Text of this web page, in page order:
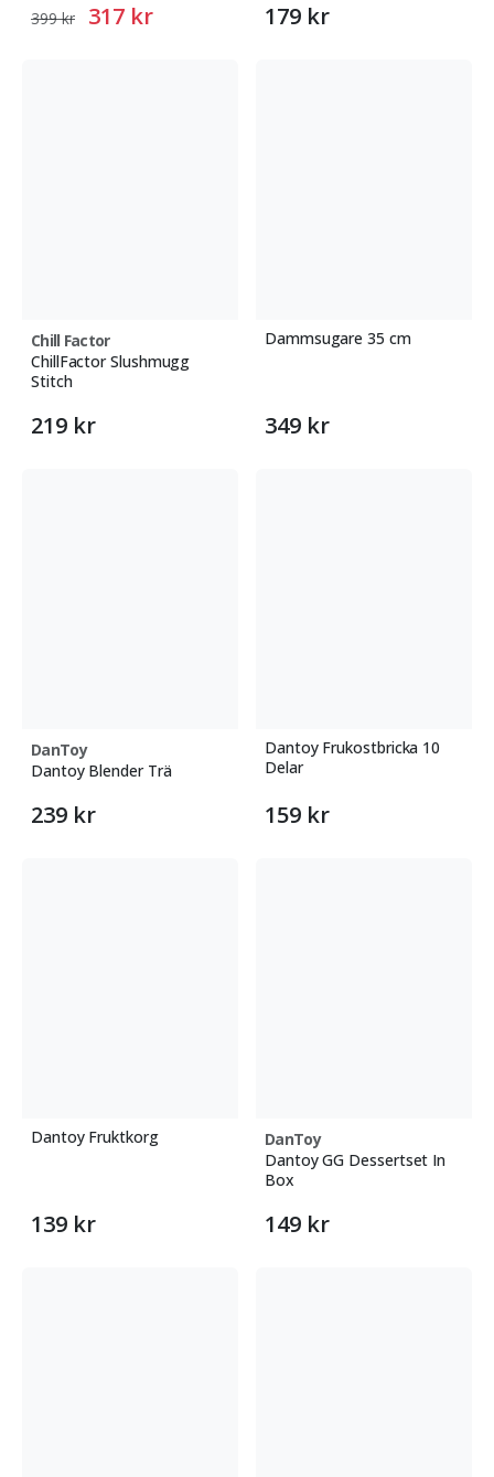
399 kr 317 kr 179 kr
Chill Factor
ChillFactor Slushmugg
Stitch
219 kr
Dammsugare 35 cm
349 kr
DanToy
Dantoy Blender Trä
239 kr
Dantoy Frukostbricka 10
Delar
159 kr
Dantoy Fruktkorg
139 kr
DanToy
Dantoy GG Dessertset In
Box
149 kr